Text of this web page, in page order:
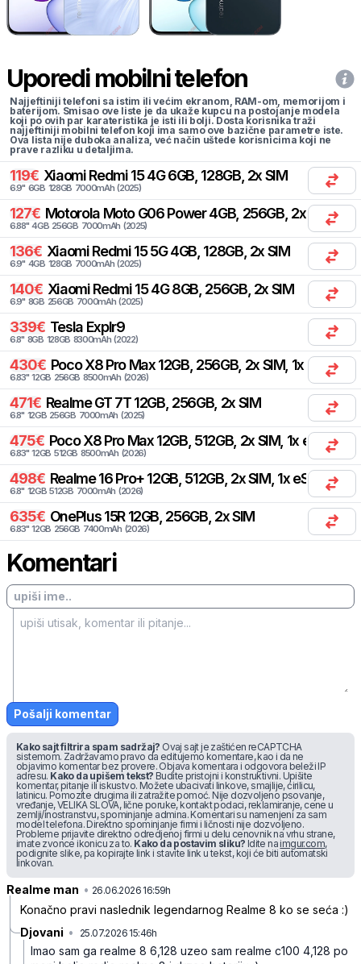
Uporedi mobilni telefon
Najjeftiniji telefoni sa istim ili većim ekranom, RAM-om, memorijom i
baterijom. Smisao ove liste je da ukaže kupcu na postojanje modela
koji po ovih par karateristika je isti ili bolji. Dosta korisnika traži
najjeftiniji mobilni telefon koji ima samo ove bazične parametre iste.
Ova lista nije duboka analiza, već način uštede korisnicima koji ne
prave razliku u detaljima.
119€ Xiaomi Redmi 15 4G 6GB, 128GB, 2x SIM
6.9" 6GB 128GB 7000mAh (2025)
127€ Motorola Moto G06 Power 4GB, 256GB, 2x SIM
6.88" 4GB 256GB 7000mAh (2025)
136€ Xiaomi Redmi 15 5G 4GB, 128GB, 2x SIM
6.9" 4GB 128GB 7000mAh (2025)
140€ Xiaomi Redmi 15 4G 8GB, 256GB, 2x SIM
6.9" 8GB 256GB 7000mAh (2025)
339€ Tesla Explr9
6.8" 8GB 128GB 8300mAh (2022)
430€ Poco X8 Pro Max 12GB, 256GB, 2x SIM, 1x eSIM
6.83" 12GB 256GB 8500mAh (2026)
471€ Realme GT 7T 12GB, 256GB, 2x SIM
6.8" 12GB 256GB 7000mAh (2025)
475€ Poco X8 Pro Max 12GB, 512GB, 2x SIM, 1x eSIM
6.83" 12GB 512GB 8500mAh (2026)
498€ Realme 16 Pro+ 12GB, 512GB, 2x SIM, 1x eSIM
6.8" 12GB 512GB 7000mAh (2026)
635€ OnePlus 15R 12GB, 256GB, 2x SIM
6.83" 12GB 256GB 7400mAh (2026)
Komentari
Pošalji komentar
Kako sajt filtrira spam sadržaj? Ovaj sajt je zaštićen reCAPTCHA
sistemom. Zadržavamo pravo da editujemo komentare, kao i da ne
objavimo komentar bez provere. Objava komentara i odgovora beleži IP
adresu. Kako da upišem tekst? Budite pristojni i konstruktivni. Upišite
komentar, pitanje ili iskustvo. Možete ubacivati linkove, smajlije, ćirilicu,
latinicu. Pomozite drugima ili zatražite pomoć. Nije dozvoljeno psovanje,
vređanje, VELIKA SLOVA, lične poruke, kontakt podaci, reklamiranje, cene u
zemlji/inostranstvu, spominjanje admina. Komentari su namenjeni za sam
model telefona. Direktno spominjanje firmi i ličnosti nije dozvoljeno.
Probleme prijavite direktno odredjenoj firmi u delu cenovnik na vrhu strane,
imate zvonce ikonicu za to. Kako da postavim sliku? Idite na imgur.com,
podignite slike, pa kopirajte link i stavite link u tekst, koji će biti automatski
linkovan.
Realme man • 26.06.2026 16:59h
Konačno pravi naslednik legendarnog Realme 8 ko se seća :)
Djovani • 25.07.2026 15:46h
Imao sam ga realme 8 6,128 uzeo sam realme c100 4,128 po